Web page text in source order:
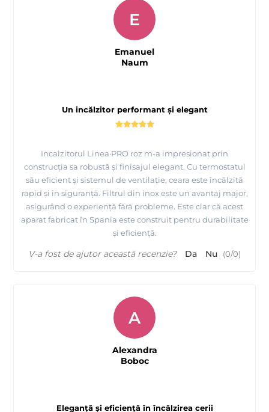
Un incălzitor performant și elegant
Incalzitorul Linea·PRO roz m-a impresionat prin
construcția sa robustă și finisajul elegant. Cu termostatul
său eficient și sistemul de ventilație, ceara este încălzită
rapid și în siguranță. Filtrul din inox este un avantaj major,
asigurând o experiență fără probleme. Este clar că acest
aparat fabricat în Spania este construit pentru durabilitate
și eficiență.
E
Emanuel
Naum
V-a fost de ajutor această recenzie? Da Nu (0/0)
Eleganță și eficiență în încălzirea cerii
A
Alexandra
Boboc